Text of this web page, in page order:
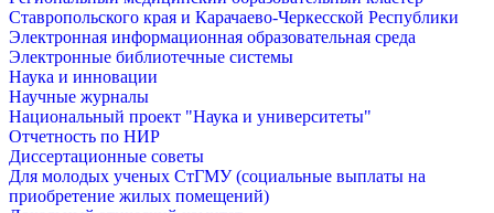
Ставропольского края и Карачаево-Черкесской Республики
Электронная информационная образовательная среда
Электронные библиотечные системы
Наука и инновации
Научные журналы
Национальный проект "Наука и университеты"
Отчетность по НИР
Диссертационные советы
Для молодых ученых СтГМУ (социальные выплаты на
приобретение жилых помещений)